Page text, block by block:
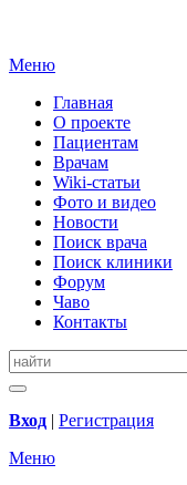
Меню
Главная
О проекте
Пациентам
Врачам
Wiki-статьи
Фото и видео
Новости
Поиск врача
Поиск клиники
Форум
Чаво
Контакты
Вход | Регистрация
Меню